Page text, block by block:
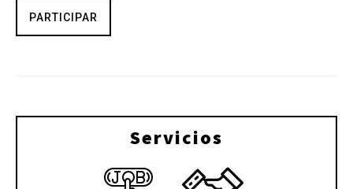
PARTICIPAR
Servicios